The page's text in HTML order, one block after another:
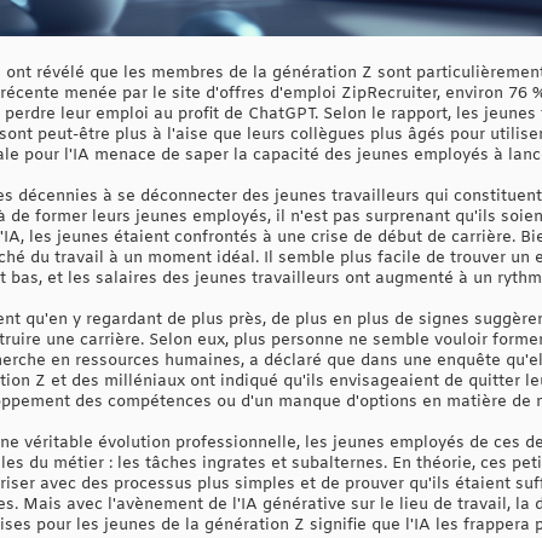
ont révélé que les membres de la génération Z sont
menée par le site d'offres d'emploi ZipRecruiter, environ 76
leur emploi au profit de ChatGPT. Selon le rapport, les
peut-être plus à l'aise que leurs collègues plus âgés pour
pour l'IA menace de saper la capacité des jeunes employés à
décennies à se déconnecter des jeunes travailleurs qui
former leurs jeunes employés, il n'est pas surprenant qu'ils
les jeunes étaient confrontés à une crise de début de carrière.
du travail à un moment idéal. Il semble plus facile de trouver un
bas, et les salaires des jeunes travailleurs ont augmenté à un
qu'en y regardant de plus près, de plus en plus de signes
une carrière. Selon eux, plus personne ne semble vouloir
en ressources humaines, a déclaré que dans une enquête
Z et des milléniaux ont indiqué qu'ils envisageaient de quitter
des compétences ou d'un manque d'options en matière de
véritable évolution professionnelle, les jeunes employés de ces
du métier : les tâches ingrates et subalternes. En théorie, ces
avec des processus plus simples et de prouver qu'ils étaient
Mais avec l'avènement de l'IA générative sur le lieu de travail, la
pour les jeunes de la génération Z signifie que l'IA les frappera